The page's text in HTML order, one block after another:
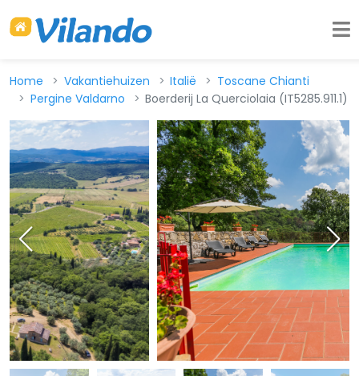
Home Vakantiehuizen Italië
Toscane Chianti
Pergine Valdarno
Boerderij La Querciolaia (IT5285.911.1)